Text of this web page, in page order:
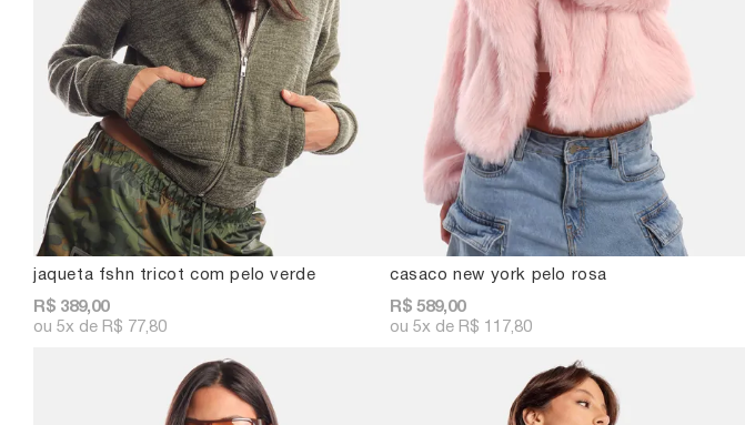
jaqueta fshn tricot com pelo verde
R$ 389,00
5x R$ 77,80
casaco new york pelo rosa
R$ 589,00
5x R$ 117,80